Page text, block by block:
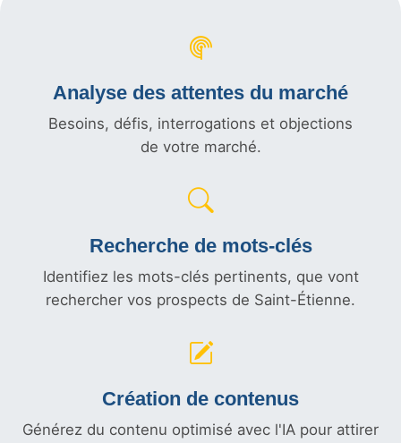
Analyse des attentes du marché
Besoins, défis, interrogations et objections
de votre marché.
Recherche de mots-clés
Identifiez les mots-clés pertinents, que vont
rechercher vos prospects de Saint-Étienne.
Création de contenus
Générez du contenu optimisé avec l'IA pour attirer